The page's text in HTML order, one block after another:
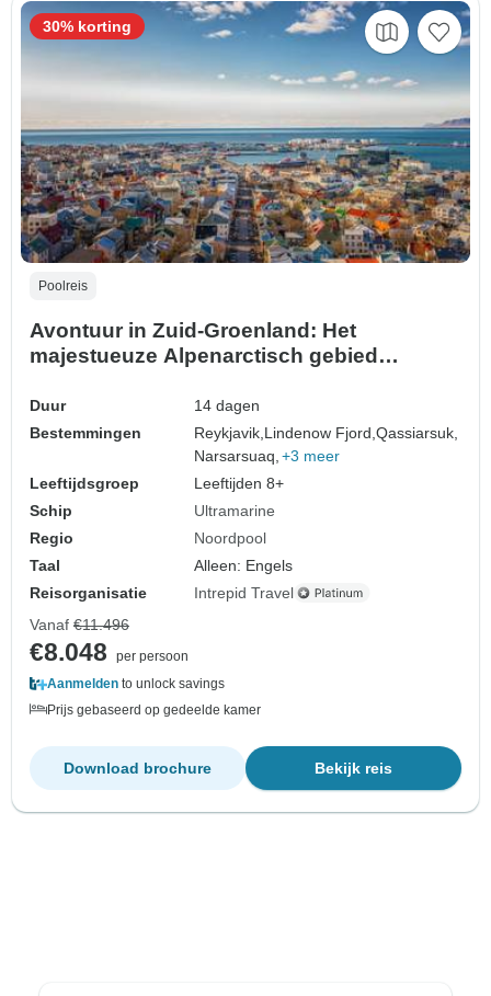
Poolreis
Avontuur in Zuid-Groenland: Het
majestueuze Alpenarctisch gebied
Duur
14 dagen
Bestemmingen
Reykjavik, Lindenow Fjord,Qassiarsuk,
Narsarsuaq, +3 meer
Leeftijdsgroep
Leeftijden 8+
Schip
Ultramarine
Regio
Noordpool
Taal
Alleen: Engels
Reisorganisatie
Intrepid Travel
30% korting
Vanaf €11.496
€8.048
per persoon
Aanmelden to unlock savings
Prijs gebaseerd op gedeelde kamer
Bekijk reis
Download brochure